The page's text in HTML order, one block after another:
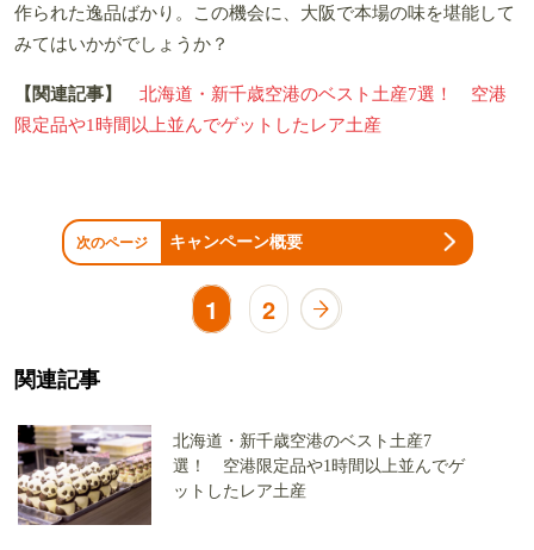
作られた逸品ばかり。この機会に、大阪で本場の味を堪能して
みてはいかがでしょうか？
【関連記事】 北海道・新千歳空港のベスト土産7選！ 空港
限定品や1時間以上並んでゲットしたレア土産
次のページ キャンペーン概要
1 2
関連記事
北海道・新千歳空港のベスト土産7
選！ 空港限定品や1時間以上並んでゲ
ットしたレア土産